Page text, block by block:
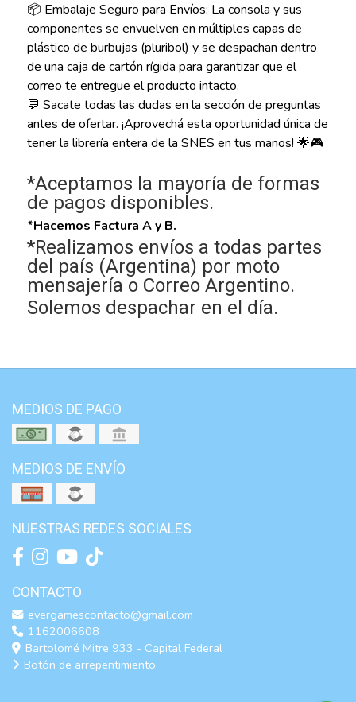
📦 Embalaje Seguro para Envíos: La consola y sus
componentes se envuelven en múltiples capas de
plástico de burbujas (pluribol) y se despachan dentro
de una caja de cartón rígida para garantizar que el
correo te entregue el producto intacto.
💬 Sacate todas las dudas en la sección de preguntas
antes de ofertar. ¡Aprovechá esta oportunidad única de
tener la librería entera de la SNES en tus manos! 🌟🎮
*Aceptamos la mayoría de formas
de pagos disponibles.
*Hacemos Factura A y B.
*Realizamos envíos a todas partes
del país (Argentina) por moto
mensajería o Correo Argentino.
Solemos despachar en el día.
MEDIOS DE PAGO
MEDIOS DE ENVÍO
NUESTRAS REDES SOCIALES
CONTACTO
evergamescontacto@gmail.com
1162006608
Bartolomé Mitre 933 - Capital Federal
Botón de arrepentimiento